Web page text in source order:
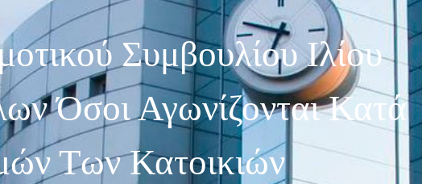
Συμβουλίου Ιλίου
Όσοι Αγωνίζονται Κατά
Των Κατοικιών